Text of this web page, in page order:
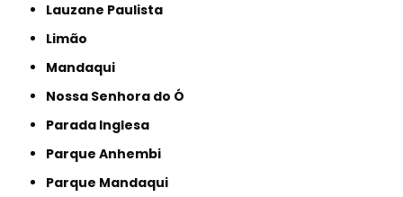
Lauzane Paulista
Limão
Mandaqui
Nossa Senhora do Ó
Parada Inglesa
Parque Anhembi
Parque Mandaqui